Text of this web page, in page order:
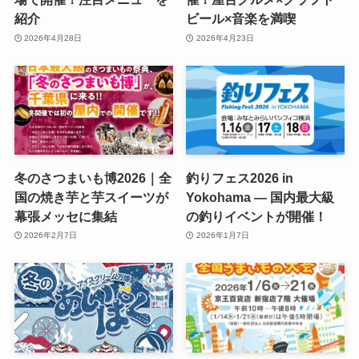
紹介
2026年4月28日
ビール×音楽を満喫
2026年4月23日
冬のさつまいも博2026｜全
国の焼き芋と芋スイーツが
幕張メッセに集結
2026年2月7日
釣りフェス2026 in
Yokohama — 国内最大級
の釣りイベントが開催！
2026年1月7日